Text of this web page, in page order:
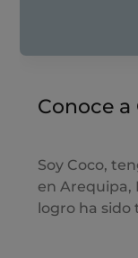
Conoce a
Soy Coco,
en Arequipa,
logro ha sido